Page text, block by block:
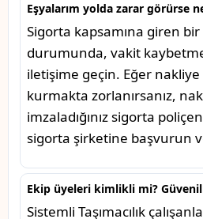
Eşyalarım yolda zarar görürse
Sigorta kapsamına giren
durumunda, vakit
iletişime geçin. Eğer
kurmakta zorlanırsanız,
imzaladığınız sigorta
sigorta şirketine başvurun
Ekip üyeleri kimlikli mi?
Sistemli Taşımacılık